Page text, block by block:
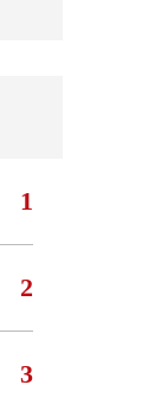
1
2
3